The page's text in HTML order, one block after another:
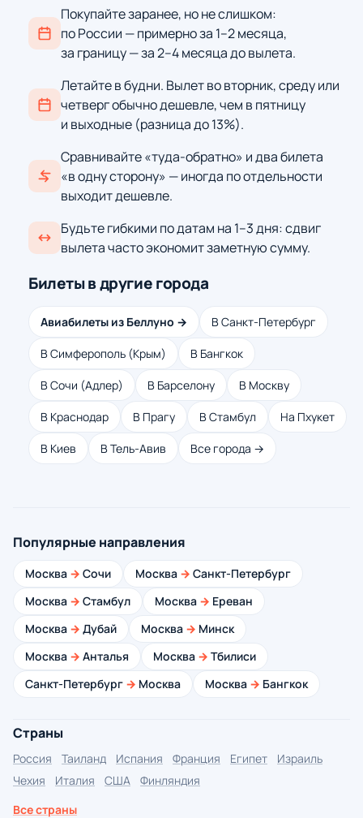
Покупайте заранее, но не слишком:
по России — примерно за 1–2 месяца,
за границу — за 2–4 месяца до вылета.
Летайте в будни. Вылет во вторник, среду или
четверг обычно дешевле, чем в пятницу
и выходные (разница до 13%).
Сравнивайте «туда-обратно» и два билета
«в одну сторону» — иногда по отдельности
выходит дешевле.
Будьте гибкими по датам на 1–3 дня: сдвиг
вылета часто экономит заметную сумму.
Билеты в другие города
Авиабилеты из Беллуно → В Санкт-Петербург
В Симферополь (Крым) В Бангкок
В Сочи (Адлер) В Барселону В Москву
В Краснодар В Прагу В Стамбул На Пхукет
В Киев В Тель-Авив Все города →
Популярные направления
Москва → Сочи Москва → Санкт-Петербург
Москва → Стамбул Москва → Ереван
Москва → Дубай Москва → Минск
Москва → Анталья Москва → Тбилиси
Санкт-Петербург → Москва Москва → Бангкок
Страны
Россия Таиланд Испания Франция Египет
Израиль
Чехия
Италия США
Финляндия
Все страны